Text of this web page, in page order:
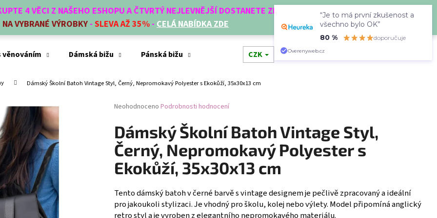
4 VĚCI Z NAŠEHO ESHOPU A ČTVRTÝ NEJLEVNĚJŠÍ DOSTANETE ZDARMA!
NA VYBRANÉ VÝROBKY - SLEVA AŽ 35% - CELÁ NABÍDKA ZDE
věnováním Dámská bižu Pánská bižu Módní doplňky Novinky
CZK Hledat
Dámský Školní Batoh Vintage Styl, Černý, Nepromokavý Polyester s Ekokůží, 35x30x13 cm
Průměrné
produktu
je
0,0
z
5
hvězdiček.
Neohodnoceno Podrobnosti hodnocení
Dámský Školní Batoh Vintage Styl,
Černý, Nepromokavý Polyester s
Ekokůží, 35x30x13 cm
Tento dámský batoh v černé barvě s vintage designem je pečlivě zpracovaný a ideální
pro jakoukoli stylizaci. Je vhodný pro školu, kolej nebo výlety. Model připomíná anglický
retro styl a je vyroben z elegantního nepromokavého materiálu.
Co potřebujete najít?
Doporučujeme
Následující
“Je to má první zkušenost a
všechno bylo OK”
80 %
doporučuje
Overenyweb.cz